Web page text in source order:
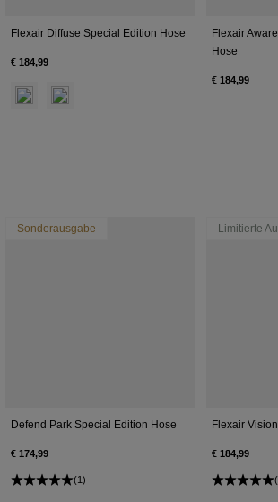
Flexair Diffuse Special Edition Hose
€ 184,99
Product swatch type of Blaubeere.
Product swatch type of Weiß.
Flexair
Hose
€ 184,99
Sonderausgabe
Defend Park Special Edition Hose
€ 174,99
(1)
Limitierte
Flexair
€ 184,99